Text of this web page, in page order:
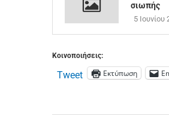
σιωπής
5 Ιουνίου
Κοινοποιήσεις:
Tweet Εκτύπωση